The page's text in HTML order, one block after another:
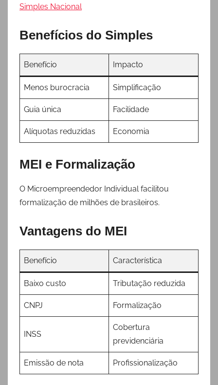
Simples Nacional
Benefícios do Simples
Benefício Impacto
Menos burocracia Simplificação
Guia única Facilidade
Alíquotas reduzidas Economia
MEI e Formalização
O Microempreendedor Individual facilitou
formalização de milhões de brasileiros.
Vantagens do MEI
Benefício Característica
Baixo custo Tributação reduzida
CNPJ Formalização
INSS
Cobertura
previdenciária
Emissão de nota Profissionalização